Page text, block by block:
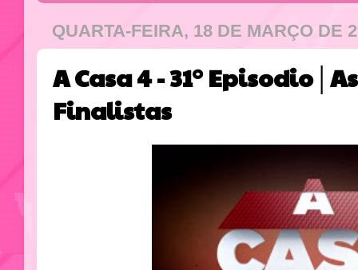
QUARTA-FEIRA, 18 DE MARÇO DE
A Casa 4 - 31°
Finalistas